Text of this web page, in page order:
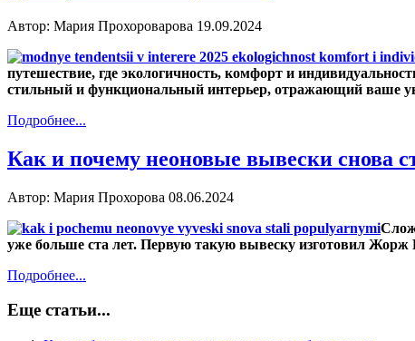
Автор: Мария Прохороварова 19.09.2024
путешествие, где экологичность, комфорт и
стильный и функциональный интерьер, отражающий ваше
Подробнее...
Как и почему неоновые вывески снова
Автор: Мария Прохорова 08.06.2024
уже больше ста лет. Первую такую вывеску изготовил Жорж
Подробнее...
Еще статьи...